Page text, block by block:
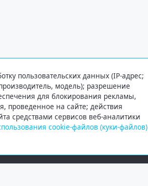
пользовательских данных (IP-адрес;
модель); разрешение
для блокирования рекламы,
проведенное на сайте; действия
средствами сервисов веб-аналитики
cookie-файлов (куки-файлов)